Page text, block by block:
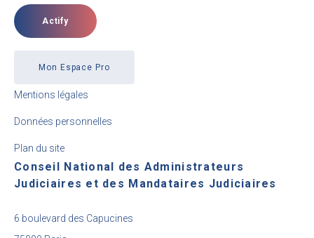
Actify
Mon Espace Pro
Mentions légales
Données personnelles
Plan du site
Conseil National des Administrateurs
Judiciaires et des Mandataires Judiciaires
6 boulevard des Capucines